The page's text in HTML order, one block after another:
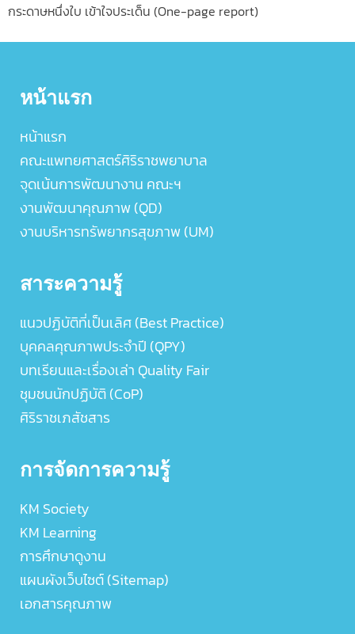
กระดาษหนึ่งใบ เข้าใจประเด็น (One-page report)
หน้าแรก
หน้าแรก
คณะแพทยศาสตร์ศิริราชพยาบาล
จุดเน้นการพัฒนางาน คณะฯ
งานพัฒนาคุณภาพ (QD)
งานบริหารทรัพยากรสุขภาพ (UM)
สาระความรู้
แนวปฏิบัติที่เป็นเลิศ (Best Practice)
บุคคลคุณภาพประจำปี (QPY)
บทเรียนและเรื่องเล่า Quality Fair
ชุมชนนักปฏิบัติ (CoP)
ศิริราชเภสัชสาร
การจัดการความรู้
KM Society
KM Learning
การศึกษาดูงาน
แผนผังเว็บไซต์ (Sitemap)
เอกสารคุณภาพ